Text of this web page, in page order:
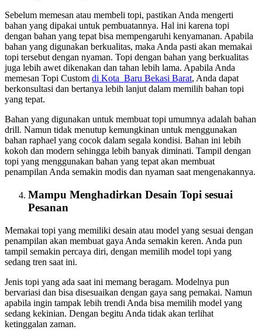
Sebelum memesan atau membeli topi, pastikan Anda mengerti
bahan yang dipakai untuk pembuatannya. Hal ini karena topi
dengan bahan yang tepat bisa mempengaruhi kenyamanan. Apabila
bahan yang digunakan berkualitas, maka Anda pasti akan memakai
topi tersebut dengan nyaman. Topi dengan bahan yang berkualitas
juga lebih awet dikenakan dan tahan lebih lama. Apabila Anda
memesan Topi Custom di Kota Baru Bekasi Barat, Anda dapat
berkonsultasi dan bertanya lebih lanjut dalam memilih bahan topi
yang tepat.
Bahan yang digunakan untuk membuat topi umumnya adalah bahan
drill. Namun tidak menutup kemungkinan untuk menggunakan
bahan raphael yang cocok dalam segala kondisi. Bahan ini lebih
kokoh dan modern sehingga lebih banyak diminati. Tampil dengan
topi yang menggunakan bahan yang tepat akan membuat
penampilan Anda semakin modis dan nyaman saat mengenakannya.
Mampu Menghadirkan Desain Topi sesuai
Pesanan
Memakai topi yang memiliki desain atau model yang sesuai dengan
penampilan akan membuat gaya Anda semakin keren. Anda pun
tampil semakin percaya diri, dengan memilih model topi yang
sedang tren saat ini.
Jenis topi yang ada saat ini memang beragam. Modelnya pun
bervariasi dan bisa disesuaikan dengan gaya sang pemakai. Namun
apabila ingin tampak lebih trendi Anda bisa memilih model yang
sedang kekinian. Dengan begitu Anda tidak akan terlihat
ketinggalan zaman.